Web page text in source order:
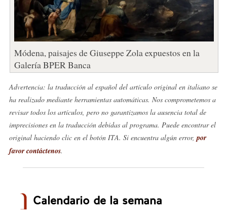
Módena, paisajes de Giuseppe Zola expuestos en la
Galería BPER Banca
Advertencia: la traducción al español del artículo original en italiano se
ha realizado mediante herramientas automáticas. Nos comprometemos a
revisar todos los artículos, pero no garantizamos la ausencia total de
imprecisiones en la traducción debidas al programa. Puede encontrar el
original haciendo clic en el botón ITA. Si encuentra algún error, por
favor contáctenos.
Calendario de la semana